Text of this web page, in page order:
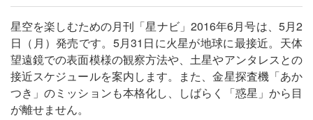
星空を楽しむための月刊「星ナビ」2016年6月号は、5月2
日（月）発売です。5月31日に火星が地球に最接近。天体
望遠鏡での表面模様の観察方法や、土星やアンタレスとの
接近スケジュールを案内します。また、金星探査機「あか
つき」のミッションも本格化し、しばらく「惑星」から目
が離せません。